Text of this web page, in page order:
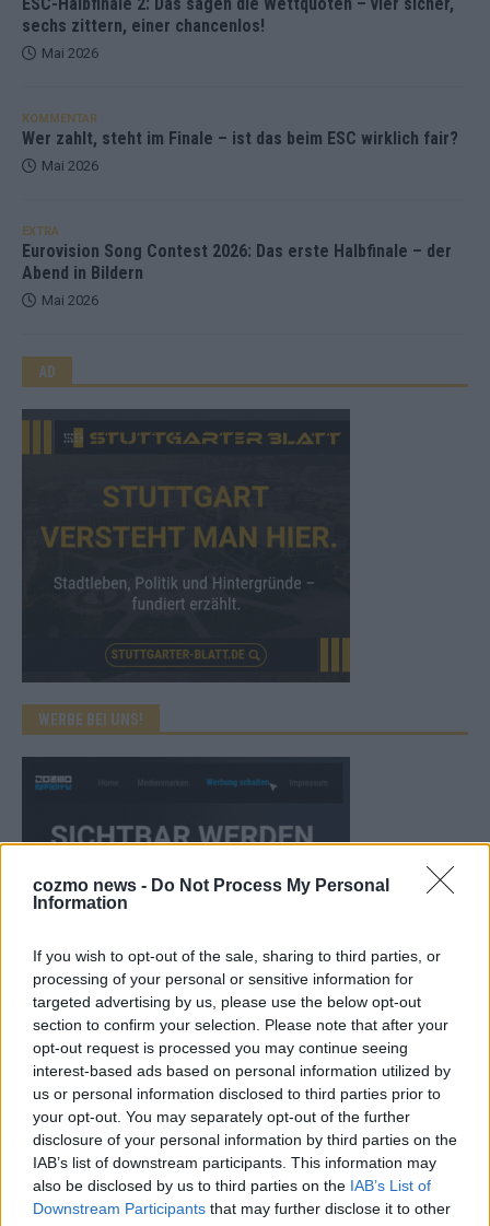
cozmo news - Do Not Process My Personal
Information
If you wish to opt-out of the sale, sharing to third parties, or
processing of your personal or sensitive information for
targeted advertising by us, please use the below opt-out
section to confirm your selection. Please note that after your
opt-out request is processed you may continue seeing
interest-based ads based on personal information utilized by
us or personal information disclosed to third parties prior to
your opt-out. You may separately opt-out of the further
disclosure of your personal information by third parties on the
IAB’s list of downstream participants. This information may
also be disclosed by us to third parties on the IAB’s List of
Downstream Participants that may further disclose it to other
sechs zittern, einer chancenlos!
Mai 2026
KOMMENTAR
Wer zahlt, steht im Finale – ist das beim ESC wirklich fair?
Mai 2026
EXTRA
Eurovision Song Contest 2026: Das erste Halbfinale – der
Abend in Bildern
Mai 2026
AD
WERBE BEI UNS!
CHECK UNS AUF FACEBOOK
AD